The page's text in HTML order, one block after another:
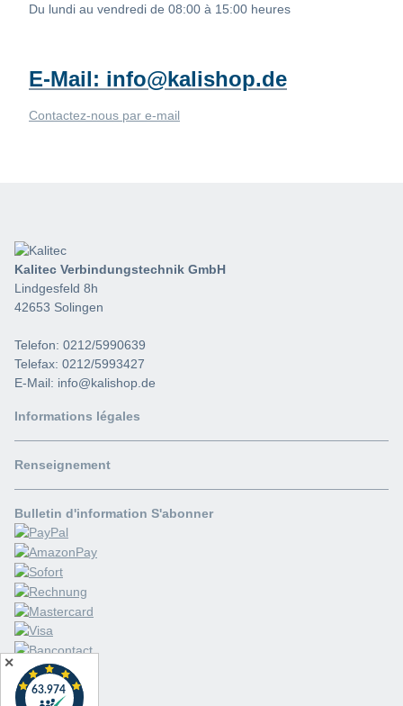
Du lundi au vendredi de 08:00 à 15:00 heures
E-Mail: info@kalishop.de
Contactez-nous par e-mail
Kalitec Verbindungstechnik GmbH
Lindgesfeld 8h
42653 Solingen
Telefon: 0212/5990639
Telefax: 0212/5993427
E-Mail: info@kalishop.de
Informations légales
Renseignement
Bulletin d'information S'abonner
✕